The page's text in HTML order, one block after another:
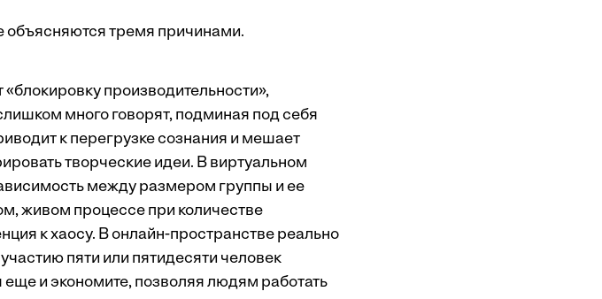
тремя причинами.
производительности»,
много говорят, подминая под себя
к перегрузке сознания и мешает
творческие идеи. В виртуальном
между размером группы и ее
живом процессе при количестве
к хаосу. В онлайн-пространстве реально
пяти или пятидесяти человек
и экономите, позволяя людям работать